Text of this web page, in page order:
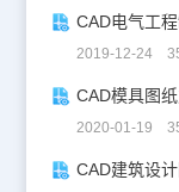
CAD电气工
2019-12-24
CAD模具图
2020-01-19
CAD建筑设